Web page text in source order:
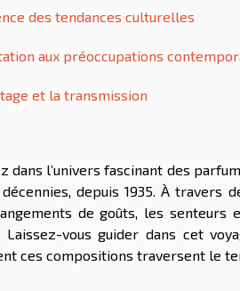
des tendances culturelles
aux préoccupations
et la transmission
dans l’univers fascinant des
depuis 1935. À travers
de goûts, les senteurs
Laissez-vous guider dans cet
ces compositions traversent le